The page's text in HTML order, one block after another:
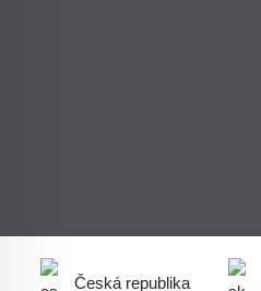
Česká republika